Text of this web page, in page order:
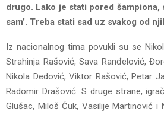
drugo. Lako je stati pored šampiona,
sam’. Treba stati sad uz svakog od
Iz nacionalnog tima povukli su se
Strahinja Rašović, Sava Ranđelović,
Nikola Dedović, Viktor Rašović, Petar
Radomir Drašović. S druge strane,
Glušac, Miloš Ćuk, Vasilije Martinović i